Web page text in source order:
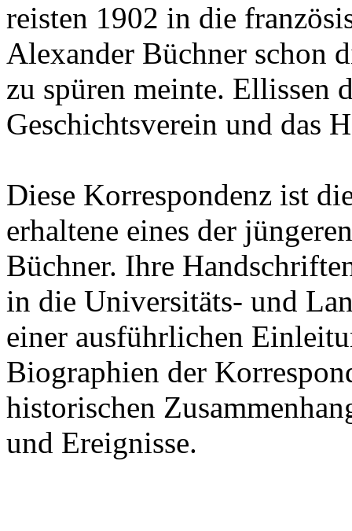
reisten 1902 in die
Alexander Büchner schon
zu spüren meinte. Ellissen
Geschichtsverein und das
Diese Korrespondenz ist
erhaltene eines der
Büchner. Ihre
in die Universitäts- und
einer ausführlichen
Biographien der
historischen
und Ereignisse.